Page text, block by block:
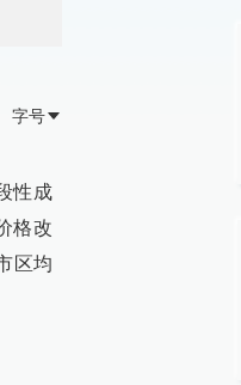
字号
性成
格改
区均